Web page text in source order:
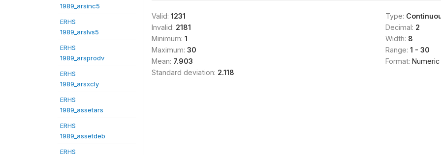
1989_arsinc5
ERHS
1989_arslvs5
ERHS
1989_arsprodv
ERHS
1989_arsxcly
ERHS
1989_assetars
ERHS
1989_assetdeb
ERHS
Valid: 1231
Invalid: 2181
Minimum: 1
Maximum: 30
Mean: 7.903
Standard deviation: 2.118
Type:
Decimal: 2
Width: 8
Range: 1 - 30
Format: Numeric